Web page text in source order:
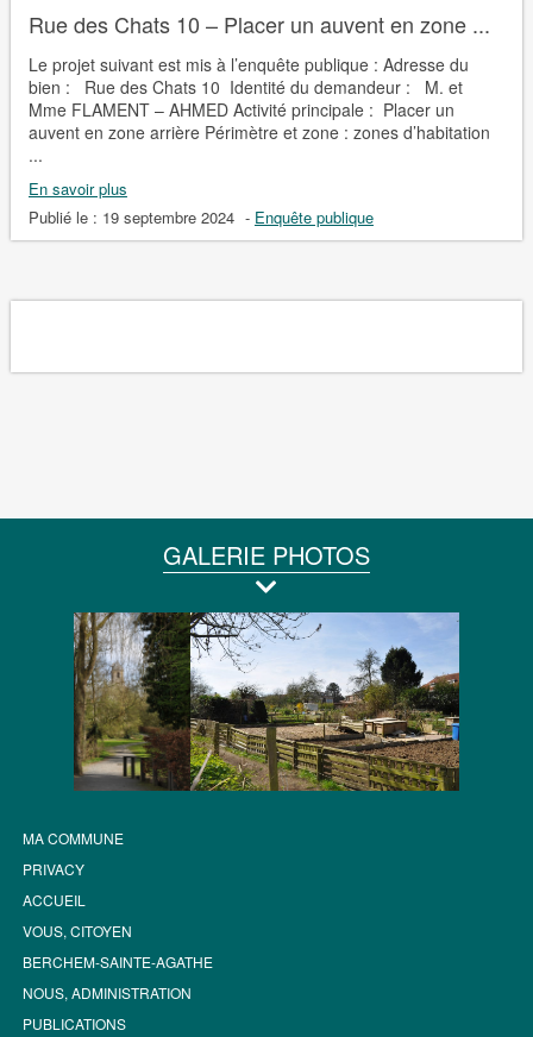
Rue des Chats 10 – Placer un auvent en zone ...
Le projet suivant est mis à l’enquête publique : Adresse du
bien : Rue des Chats 10 Identité du demandeur : M. et
Mme FLAMENT – AHMED Activité principale : Placer un
auvent en zone arrière Périmètre et zone : zones d’habitation
...
En savoir plus
Publié le : 19 septembre 2024 - Enquête publique
GALERIE PHOTOS
MA COMMUNE
PRIVACY
ACCUEIL
VOUS, CITOYEN
BERCHEM-SAINTE-AGATHE
NOUS, ADMINISTRATION
PUBLICATIONS